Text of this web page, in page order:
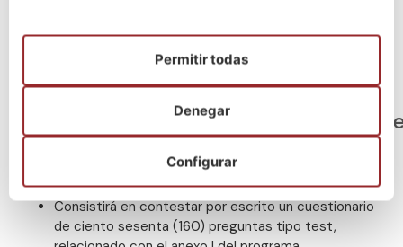
Proceso selectivoTemario Titulación
1º Ejercicio (Obligatorio y eliminatorio)
Tiempo:Máximo 210 minutos
Consistirá en contestar por escrito un cuestionario
de ciento sesenta (160) preguntas tipo test,
Configurar
Denegar
Permitir todas